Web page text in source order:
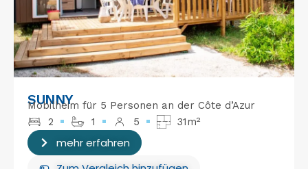
SUNNY
Mobilheim für 5 Personen an der Côte d’Azur
2
1 5 31m²
mehr erfahren